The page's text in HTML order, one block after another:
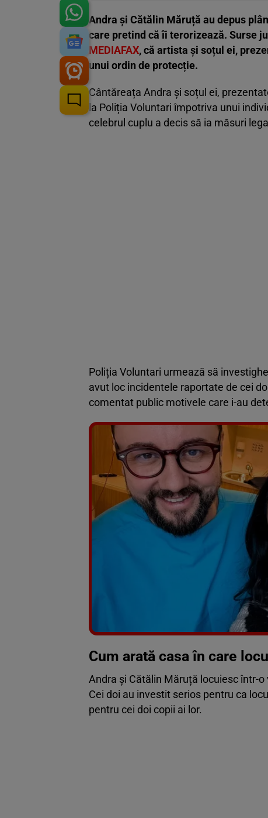
Andra și Cătălin Măruță au depus
care pretind că îi terorizează. Surse
MEDIAFAX, că artista și soțul ei,
unui ordin de protecție.
Cântăreața Andra și soțul ei,
la Poliția Voluntari împotriva unui
celebrul cuplu a decis să ia măsuri
Poliția Voluntari urmează să
avut loc incidentele raportate de cei
comentat public motivele care i-au
Cum arată casa în care
Andra și Cătălin Măruță locuiesc într-
Cei doi au investit serios pentru ca
pentru cei doi copii ai lor.